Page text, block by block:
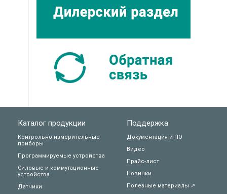
Каталог продукции
Контрольно-измерительные
приборы
Программируемые устройства
Силовые и коммутационные
устройства
Датчики
Поддержка
Документация и ПО
Видео
Прайс-лист
Новинки
Полезные материалы ↗